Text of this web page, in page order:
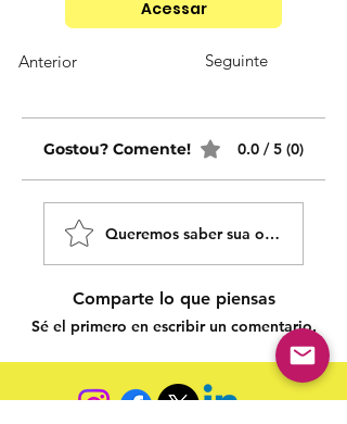
Acessar
Anterior Seguinte
Gostou? Comente! 0.0 / 5 (0)
Queremos saber sua opinião
Comparte lo que piensas
Sé el primero en escribir un comentario.